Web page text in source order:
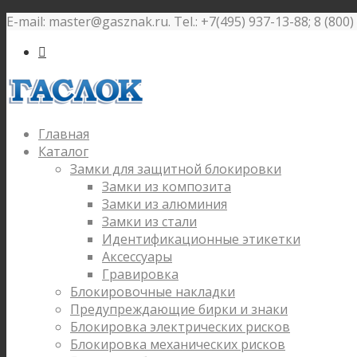
E-mail: master@gasznak.ru. Tel.: +7(495) 937-13-88; 8

Главная
Каталог
Замки для защитной блокировки
Замки из композита
Замки из алюминия
Замки из стали
Идентификационные этикетки
Аксессуары
Гравировка
Блокировочные накладки
Предупреждающие бирки и знаки
Блокировка электрических рисков
Блокировка механических рисков